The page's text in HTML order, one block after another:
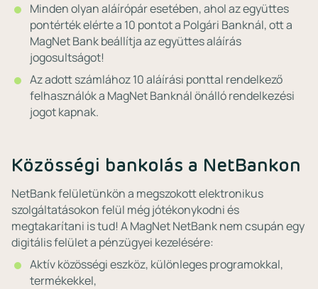
Minden olyan aláírópár esetében, ahol az együttes
pontérték elérte a 10 pontot a Polgári Banknál, ott a
MagNet Bank beállítja az együttes aláírás
jogosultságot!
Az adott számlához 10 aláírási ponttal rendelkező
felhasználók a MagNet Banknál önálló rendelkezési
jogot kapnak.
Közösségi bankolás a NetBankon
NetBank felületünkön a megszokott elektronikus
szolgáltatásokon felül még jótékonykodni és
megtakarítani is tud! A MagNet NetBank nem csupán egy
digitális felület a pénzügyei kezelésére:
Aktív közösségi eszköz, különleges programokkal,
termékekkel,